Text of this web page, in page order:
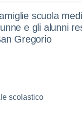
scuola
e gli alunni
Gregorio
scolastico